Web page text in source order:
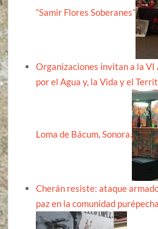
“Samir Flores Soberanes”
Organizaciones invitan a la VI
por el Agua y, la Vida y el
Loma de Bácum, Sonora.
Cherán resiste: ataque
paz en la comunidad